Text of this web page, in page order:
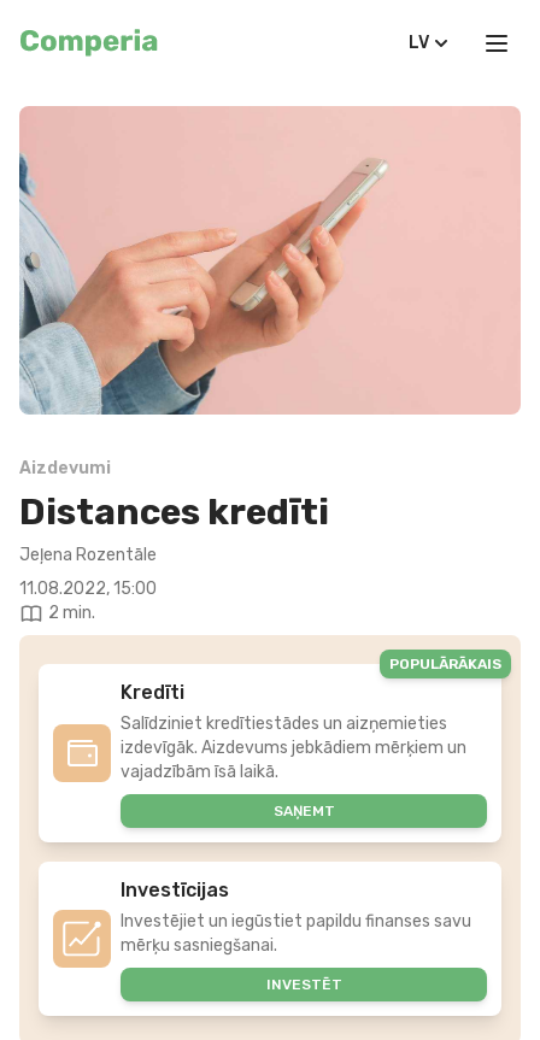
LV
Aizdevumi
Distances kredīti
Jeļena Rozentāle
11.08.2022, 15:00
2 min.
Kredīti
Salīdziniet kredītiestādes un aizņemieties
izdevīgāk. Aizdevums jebkādiem mērķiem un
vajadzībām īsā laikā.
SAŅEMT
POPULĀRĀKAIS
Investīcijas
Investējiet un iegūstiet papildu finanses savu
mērķu sasniegšanai.
INVESTĒT